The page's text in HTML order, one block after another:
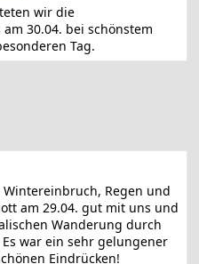
wir die
30.04. bei schönstem
Tag.
Regen und
am 29.04. gut mit uns und
Wanderung durch
war ein sehr gelungener
Eindrücken!